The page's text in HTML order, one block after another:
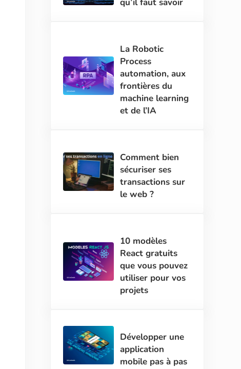
La Robotic
Process
automation, aux
frontières du
machine learning
et de l’IA
Comment bien
sécuriser ses
transactions sur
le web ?
10 modèles
React gratuits
que vous pouvez
utiliser pour vos
projets
Développer une
application
mobile pas à pas